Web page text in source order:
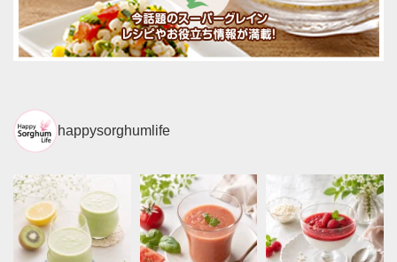
happysorghumlife